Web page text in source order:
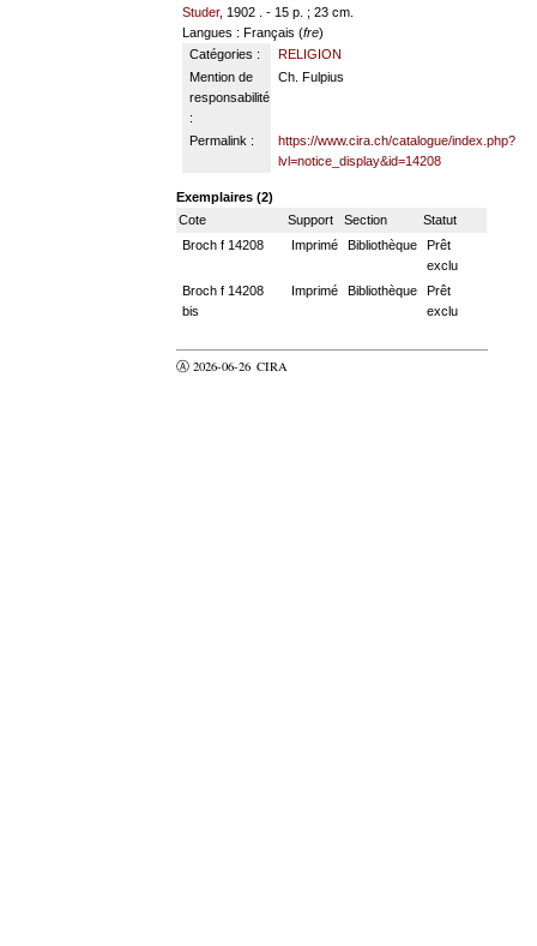
Studer, 1902 . - 15 p. ; 23 cm.
Langues : Français (fre)
Catégories :
RELIGION
Mention de
responsabilité
:
Ch. Fulpius
Permalink :
https://www.cira.ch/catalogue/index.php?
lvl=notice_display&id=14208
Exemplaires (2)
Cote
Support Section
Statut
Broch f 14208
Imprimé Bibliothèque
Prêt
exclu
Broch f 14208
bis
Imprimé Bibliothèque
Prêt
exclu
Ⓐ 2026-06-26 CIRA